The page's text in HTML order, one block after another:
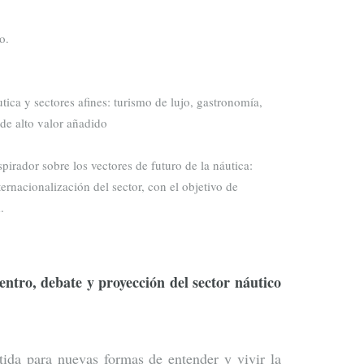
y sectores afines: turismo de lujo, gastronomía,
alto valor añadido
sobre los vectores de futuro de la náutica:
del sector, con el objetivo de
debate y proyección del sector náutico
para nuevas formas de entender y vivir la